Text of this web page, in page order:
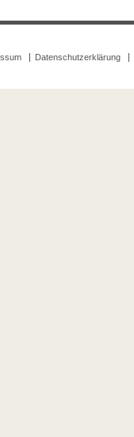
Datenschutzerklärung